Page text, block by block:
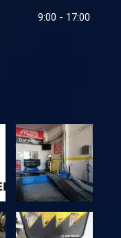
9:00 - 17:00